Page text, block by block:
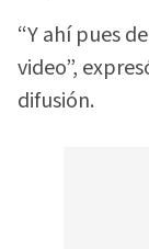
“Y ahí pues
video”,
difusión.